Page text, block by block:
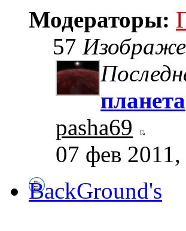
Модераторы:
57
планета
pasha69
07 фев
BackGround's